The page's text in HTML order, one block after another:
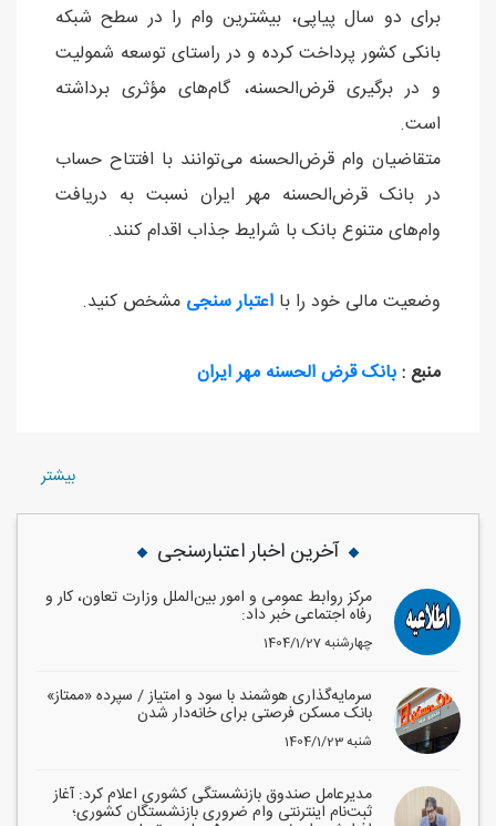
برای دو سال پیاپی، بیشترین وام را در سطح شبکه
بانکی کشور پرداخت کرده و در راستای توسعه شمولیت
و در برگیری قرض‌الحسنه، گام‌های مؤثری برداشته
است.
متقاضیان وام قرض‌الحسنه می‌توانند با افتتاح حساب
در بانک قرض‌الحسنه مهر ایران نسبت به دریافت
وام‌های متنوع بانک با شرایط جذاب اقدام کنند.
وضعیت مالی خود را با اعتبار سنجی مشخص کنید.
منبع :بانک قرض الحسنه مهر ایران
بيشتر
آخرین اخبار اعتبارسنجی
مرکز روابط عمومی و امور بین‌الملل وزارت تعاون، کار و
رفاه اجتماعی خبر داد:
1404/1/27 چهارشنبه
سرمایه‌گذاری هوشمند با سود و امتیاز / سپرده «ممتاز»
بانک مسکن فرصتی برای خانه‌دار شدن
1404/1/23 شنبه
مدیرعامل صندوق بازنشستگی کشوری اعلام کرد: آغاز
ثبت‌نام اینترنتی وام ضروری بازنشستگان کشوری؛